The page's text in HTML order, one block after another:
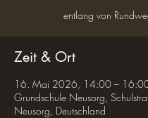
entlang von
Zeit & Ort
16. Mai 2026, 14:00 –
Grundschule Neusorg,
Neusorg, Deutschland